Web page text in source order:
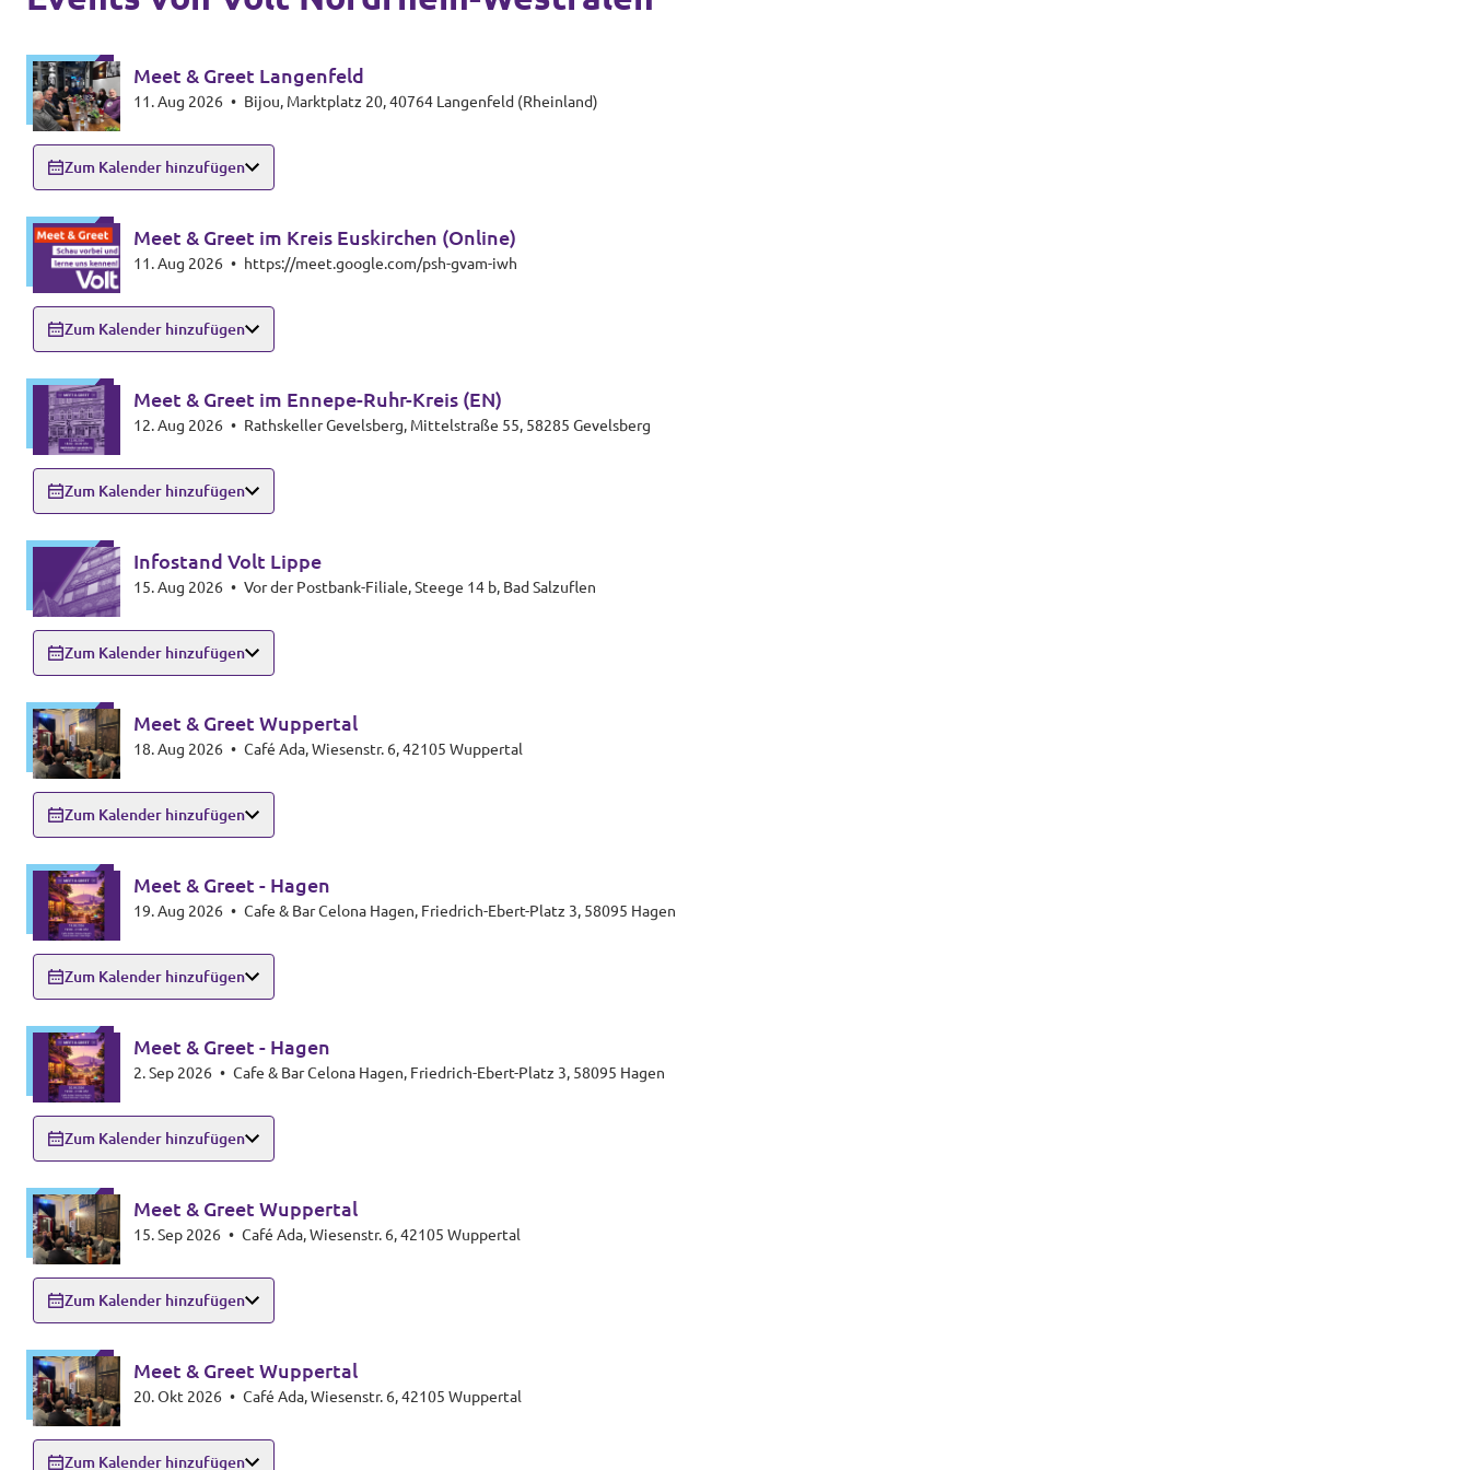
Volt Deutschland Merchandise Shop
Presse
Mache bei uns mit!
Deine Spende für Volt!
Jobs bei Volt
Volt in deiner Nähe
Transparenz
Datenschutz
Meet & Greet Langenfeld
11. Aug 2026 • Bijou, Marktplatz 20, 40764 Langenfeld (Rheinland)
Zum Kalender hinzufügen
Meet & Greet im Kreis Euskirchen (Online)
11. Aug 2026 • https://meet.google.com/psh-gvam-iwh
Zum Kalender hinzufügen
Meet & Greet im Ennepe-Ruhr-Kreis (EN)
12. Aug 2026 • Rathskeller Gevelsberg, Mittelstraße 55, 58285 Gevelsberg
Zum Kalender hinzufügen
Infostand Volt Lippe
15. Aug 2026 • Vor der Postbank-Filiale, Steege 14 b, Bad Salzuflen
Zum Kalender hinzufügen
Meet & Greet Wuppertal
18. Aug 2026 • Café Ada, Wiesenstr. 6, 42105 Wuppertal
Zum Kalender hinzufügen
Meet & Greet - Hagen
19. Aug 2026 • Cafe & Bar Celona Hagen, Friedrich-Ebert-Platz 3, 58095 Hagen
Zum Kalender hinzufügen
Meet & Greet - Hagen
2. Sep 2026 • Cafe & Bar Celona Hagen, Friedrich-Ebert-Platz 3, 58095 Hagen
Zum Kalender hinzufügen
Meet & Greet Wuppertal
15. Sep 2026 • Café Ada, Wiesenstr. 6, 42105 Wuppertal
Zum Kalender hinzufügen
Meet & Greet Wuppertal
20. Okt 2026 • Café Ada, Wiesenstr. 6, 42105 Wuppertal
Zum Kalender hinzufügen